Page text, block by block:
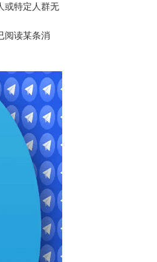
或特定人群无
阅读某条消